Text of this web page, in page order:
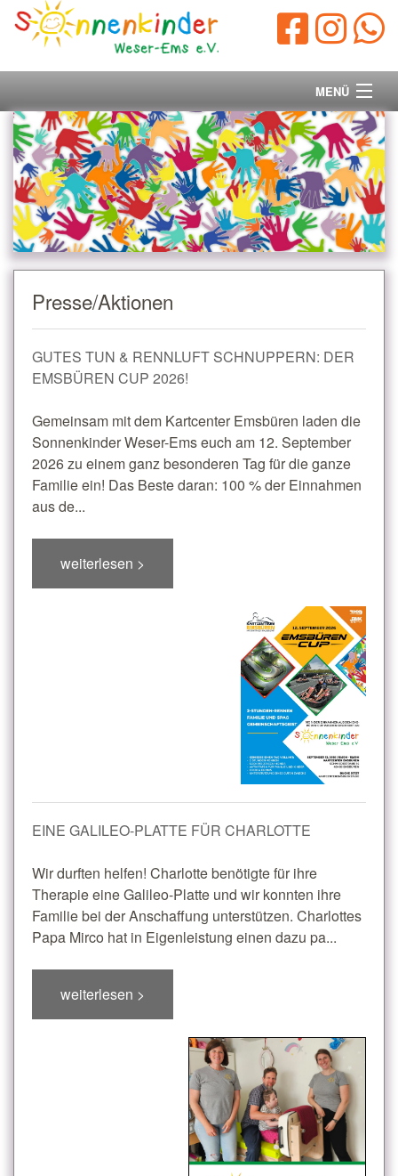
MENÜ
Startseite
Vorstand
Unsere Ziele
Ihre Spende
Kontakt
Presse/Aktionen
GUTES TUN & RENNLUFT SCHNUPPERN: DER
EMSBÜREN CUP 2026!
Gemeinsam mit dem Kartcenter Emsbüren laden die
Sonnenkinder Weser-Ems euch am 12. September
2026 zu einem ganz besonderen Tag für die ganze
Familie ein! Das Beste daran: 100 % der Einnahmen
aus de...
weiterlesen >
EINE GALILEO-PLATTE FÜR CHARLOTTE
Wir durften helfen! Charlotte benötigte für ihre
Therapie eine Galileo-Platte und wir konnten ihre
Familie bei der Anschaffung unterstützen. Charlottes
Papa Mirco hat in Eigenleistung einen dazu pa...
weiterlesen >